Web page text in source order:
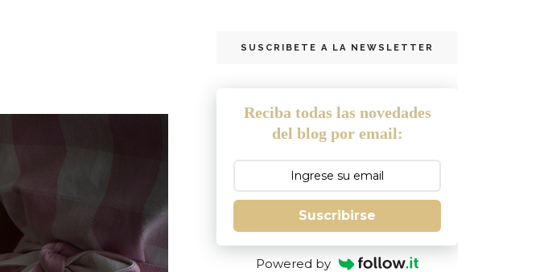
SUSCRIBETE A LA NEWSLETTER
Reciba todas las novedades
del blog por email:
Suscribirse
Powered by